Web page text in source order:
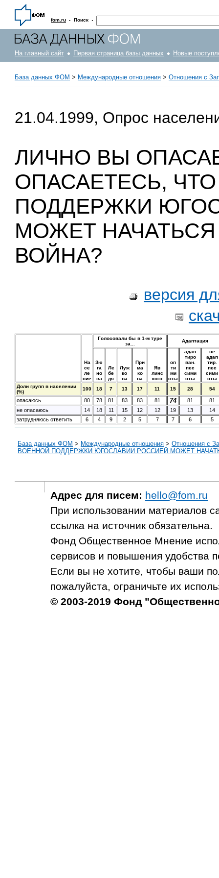
fom.ru · Поиск ·
На главный сайт Первая страница базы данных Новые
База данных ФОМ > Международные отношения > Отношения с
21.04.1999, Опрос
ЛИЧНО ВЫ
ОПАСАЕТЕСЬ,
ПОДДЕРЖКИ
МОЖЕТ
ВОЙНА?
версия
На
се
ле
ние
Голосовали бы в 1-м туре
за...
Адаптация
Зю
га
но
ва
Ле
бе
дя
Луж
ко
ва
При
ма
ко
ва
Яв
линс
кого
оп
ти
ми
сты
адап
тиро
ван.
пес
сими
сты
не
адап
тир.
пес
сими
сты
Доли групп в населении
(%)
100 18 7 13 17 11 15 28 54
опасаюсь 80 78 81 83 83 81 74 81
81
не опасаюсь
14 18 11 15 12 12 19 13
14
затрудняюсь ответить
6 4 9 2 5 7 7 6 5
База данных ФОМ > Международные отношения > Отношения с
ВОЕННОЙ ПОДДЕРЖКИ ЮГОСЛАВИИ РОССИЕЙ МОЖЕТ
Адрес для писем: hello@fom.ru
При использовании материалов
ссылка на источник обязательна.
Фонд Общественное Мнение
сервисов и повышения удобства
Если вы не хотите, чтобы ваши
пожалуйста, ограничьте их
© 2003-2019 Фонд